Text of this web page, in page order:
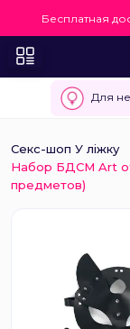
Бесплатная
Для
Секс-шоп У ліжку
Набор БДСМ Art of
предметов)